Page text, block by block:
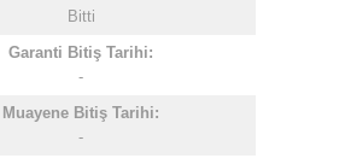
Bitti
Garanti Bitiş Tarihi:
-
Muayene Bitiş Tarihi:
-